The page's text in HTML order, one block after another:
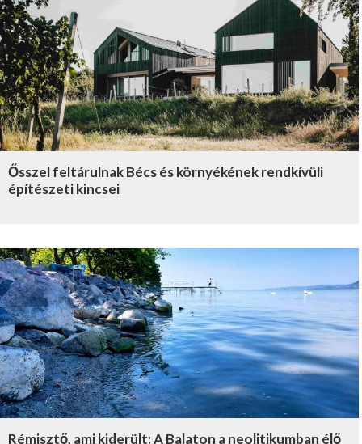
Ősszel feltárulnak Bécs és környékének rendkívüli
építészeti kincsei
Rémisztő, ami kiderült: A Balaton a neolitikumban élő